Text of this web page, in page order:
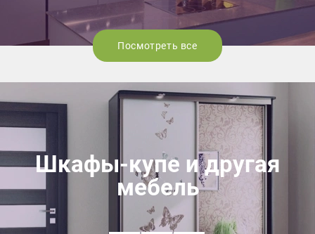
Посмотреть все
Шкафы-купе и другая
мебель